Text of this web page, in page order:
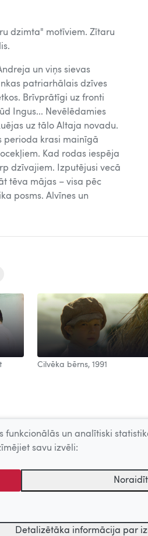
dzimta" motīviem. Zītaru
un viņs sievas
patriarhālais dzīves
Brīvprātīgi uz fronti
Ingus... Nevēlēdamies
uz tālo Altaja novadu.
perioda krasi mainīgā
Kad rodas iespēja
dzīvajiem. Izputējusi vecā
tēva mājas – visa pēc
posms. Alvīnes un
Cilvēka bērns, 1991
centrs. Sadarbības partneris:
funkcionālās un analītiski
savu izvēli:
Noraidīt
Detalizētāka informācija par